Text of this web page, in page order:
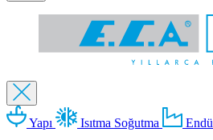
Yapı Isıtma Soğutma